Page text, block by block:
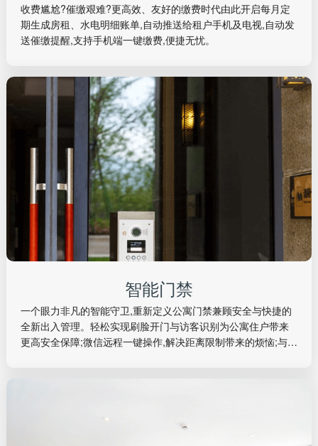
收费尴尬?催缴艰难?更高效、友好的缴费时代由此开启每月定
期生成房租、水电明细账单,自动推送给租户手机及电视,自动发
送催缴提醒,支持手机端一键缴费,便捷无忧。
智能收费
收费尴尬?催缴艰难?更高效、友好的缴费时代由此开启每月定
期生成房租、水电明细账单,自动推送给租户手机及电视,自动发
送催缴提醒,支持手机端一键缴费,便捷无忧。
智能门禁
一个眼力非凡的智能守卫,重新定义公寓门禁兼顾安全与快捷的
全新出入管理。轻松实现刷脸开门与访客识别为公寓住户带来
更高安全保障;微信远程一键操作,解决距离限制带来的烦恼;与公